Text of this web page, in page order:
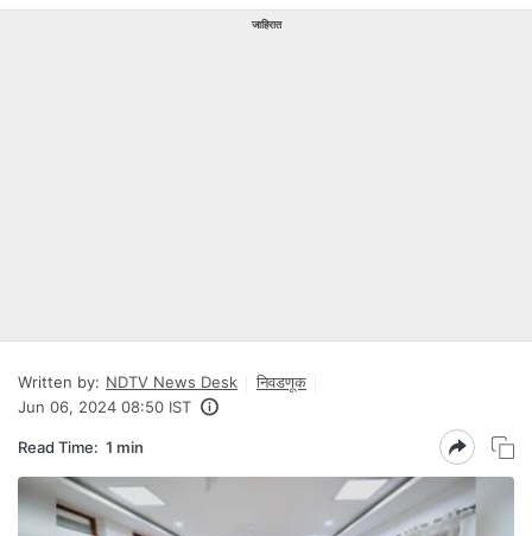
जाहिरात
Written by: NDTV News Desk
निवडणूक
Jun 06, 2024 08:50 IST
Read Time: 1 min